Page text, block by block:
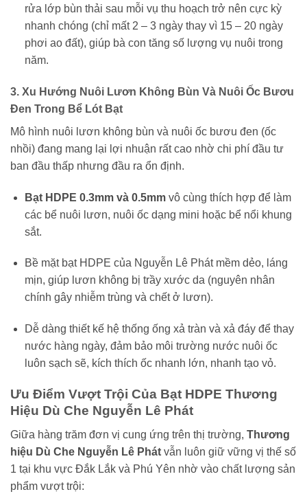
rửa lớp bùn thải sau mỗi vụ thu hoạch trở nên cực kỳ
nhanh chóng (chỉ mất 2 – 3 ngày thay vì 15 – 20 ngày
phơi ao đất), giúp bà con tăng số lượng vụ nuôi trong
năm.
3. Xu Hướng Nuôi Lươn Không Bùn Và Nuôi Ốc Bươu
Đen Trong Bể Lót Bạt
Mô hình nuôi lươn không bùn và nuôi ốc bươu đen (ốc
nhồi) đang mang lại lợi nhuận rất cao nhờ chi phí đầu tư
ban đầu thấp nhưng đầu ra ổn định.
Bạt HDPE 0.3mm và 0.5mmvô cùng thích hợp để làm
các bể nuôi lươn, nuôi ốc dạng mini hoặc bể nổi khung
sắt.
Bề mặt bạt HDPE của Nguyễn Lê Phát mềm dẻo, láng
mịn, giúp lươn không bị trầy xước da (nguyên nhân
chính gây nhiễm trùng và chết ở lươn).
Dễ dàng thiết kế hệ thống ống xả tràn và xả đáy để thay
nước hàng ngày, đảm bảo môi trường nước nuôi ốc
luôn sạch sẽ, kích thích ốc nhanh lớn, nhanh tạo vỏ.
Ưu Điểm Vượt Trội Của Bạt HDPE Thương
Hiệu Dù Che Nguyễn Lê Phát
Giữa hàng trăm đơn vị cung ứng trên thị trường, Thương
hiệu Dù Che Nguyễn Lê Phát vẫn luôn giữ vững vị thế số
1 tại khu vực Đắk Lắk và Phú Yên nhờ vào chất lượng sản
phẩm vượt trội: